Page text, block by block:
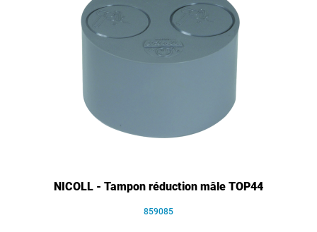
NICOLL - Tampon réduction mâle TOP44
859085